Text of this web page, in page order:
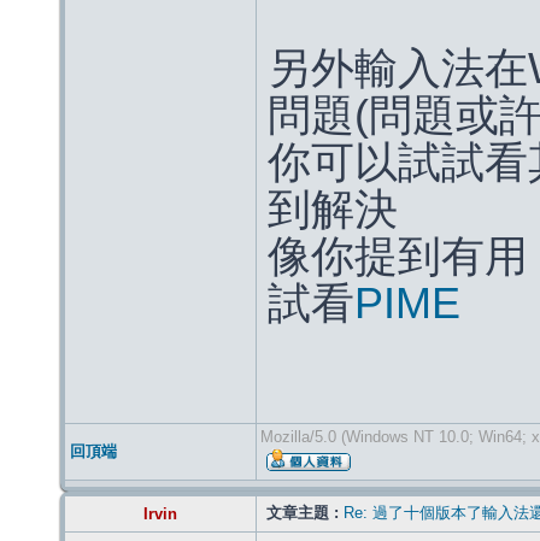
另外輸入法
問題(問題或
你可以試試
到解決
像你提到有
試看PIME
回頂端
Mozilla/5.0 (Windows NT 10.0; Win64;
Irvin 文章主題 : Re: 過了十個版本了輸入法